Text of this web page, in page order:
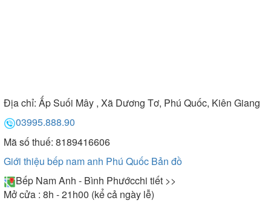
Địa chỉ: Ấp Suối Mây , Xã Dương Tơ, Phú Quốc, Kiên Giang
03995.888.90
Mã số thuế: 8189416606
Giới thiệu bếp nam anh Phú Quốc Bản đồ
Bếp Nam Anh - Bình Phướcchi tiết >>
Mở cửa : 8h - 21h00 (kể cả ngày lễ)